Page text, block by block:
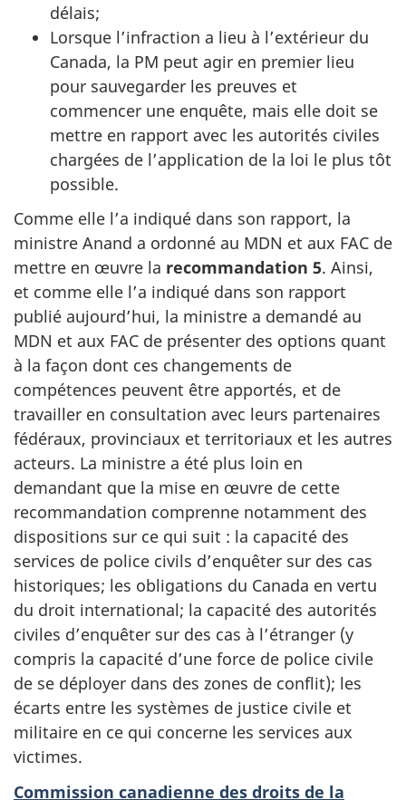
délais;
Lorsque l’infraction a lieu à l’extérieur du
Canada, la PM peut agir en premier lieu
pour sauvegarder les preuves et
commencer une enquête, mais elle doit se
mettre en rapport avec les autorités civiles
chargées de l’application de la loi le plus tôt
possible.
Comme elle l’a indiqué dans son rapport, la
ministre Anand a ordonné au MDN et aux FAC de
mettre en œuvre la recommandation 5. Ainsi,
et comme elle l’a indiqué dans son rapport
publié aujourd’hui, la ministre a demandé au
MDN et aux FAC de présenter des options quant
à la façon dont ces changements de
compétences peuvent être apportés, et de
travailler en consultation avec leurs partenaires
fédéraux, provinciaux et territoriaux et les autres
acteurs. La ministre a été plus loin en
demandant que la mise en œuvre de cette
recommandation comprenne notamment des
dispositions sur ce qui suit : la capacité des
services de police civils d’enquêter sur des cas
historiques; les obligations du Canada en vertu
du droit international; la capacité des autorités
civiles d’enquêter sur des cas à l’étranger (y
compris la capacité d’une force de police civile
de se déployer dans des zones de conflit); les
écarts entre les systèmes de justice civile et
militaire en ce qui concerne les services aux
victimes.
Commission canadienne des droits de la